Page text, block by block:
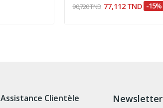
90,720 TND 77,112 TND -15%
Assistance Clientèle Newsletter